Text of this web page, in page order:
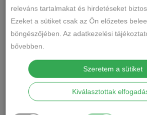
F
kosár
mennyiség
Márka:Lanny Mode
MEGOSZTÁS
TOVÁBBI
Ízléses csipkés melltartó.
releváns tartalmakat és hirdetéseket
Ezeket a sütiket csak az Ön előzetes
böngészőjében. Az adatkezelési
bővebben.
Szeretem a sütiket
Kiválasztottak